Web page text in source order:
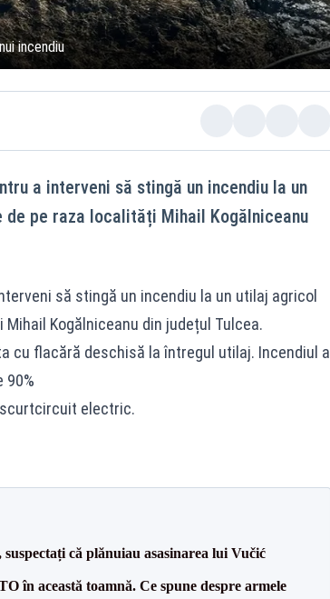
incendiu
a interveni să stingă un incendiu la un
pe raza localități Mihail Kogălniceanu
să stingă un incendiu la un utilaj agricol
Kogălniceanu din județul Tulcea.
cu flacără deschisă la întregul utilaj. Incendiul a
electric.
că plănuiau asasinarea lui Vučić
în această toamnă. Ce spune despre armele